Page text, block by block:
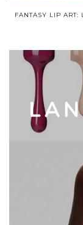
FANTASY LIP